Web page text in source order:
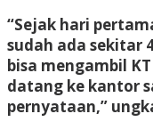
“Sejak hari
sudah ada sekitar
bisa mengambil
datang ke kantor
pernyataan,”